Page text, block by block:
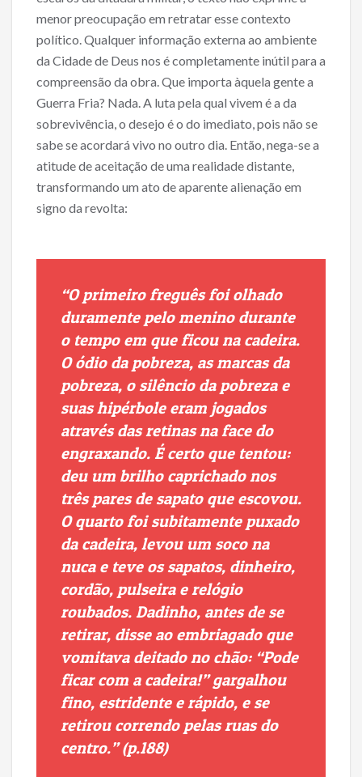
menor preocupação em retratar esse contexto
político. Qualquer informação externa ao ambiente
da Cidade de Deus nos é completamente inútil para a
compreensão da obra. Que importa àquela gente a
Guerra Fria? Nada. A luta pela qual vivem é a da
sobrevivência, o desejo é o do imediato, pois não se
sabe se acordará vivo no outro dia. Então, nega-se a
atitude de aceitação de uma realidade distante,
transformando um ato de aparente alienação em
signo da revolta:
“O primeiro freguês foi olhado
duramente pelo menino durante
o tempo em que ficou na cadeira.
O ódio da pobreza, as marcas da
pobreza, o silêncio da pobreza e
suas hipérbole eram jogados
através das retinas na face do
engraxando. É certo que tentou:
deu um brilho caprichado nos
três pares de sapato que escovou.
O quarto foi subitamente puxado
da cadeira, levou um soco na
nuca e teve os sapatos, dinheiro,
cordão, pulseira e relógio
roubados. Dadinho, antes de se
retirar, disse ao embriagado que
vomitava deitado no chão: “Pode
ficar com a cadeira!” gargalhou
fino, estridente e rápido, e se
retirou correndo pelas ruas do
centro.” (p.188)